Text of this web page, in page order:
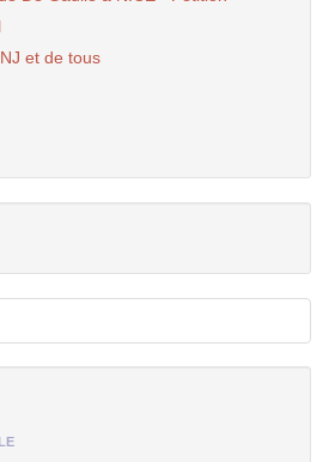
et de tous